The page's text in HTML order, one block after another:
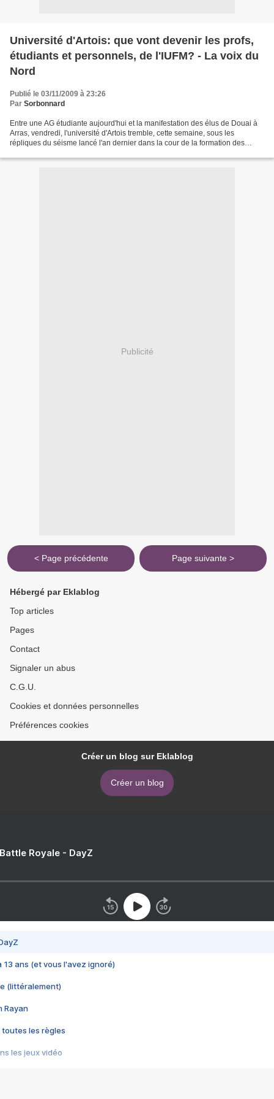
Université d'Artois: que vont devenir les profs,
étudiants et personnels, de l'IUFM? - La voix du
Nord
Publié le 03/11/2009 à 23:26
Par Sorbonnard
Entre une AG étudiante aujourd'hui et la manifestation des élus de Douai à
Arras, vendredi, l'université d'Artois tremble, cette semaine, sous les
répliques du séisme lancé l'an dernier dans la cour de la formation des
Publicité
< Page précédente Page suivante >
Hébergé par Eklablog
Top articles
Pages
Contact
Signaler un abus
C.G.U.
Cookies et données personnelles
Préférences cookies
Créer un blog sur Eklablog
Créer un blog
Royale - DayZ
13 ans (et vous l'avez ignoré)
(littéralement)
Rayan
toutes les règles
les jeux vidéo